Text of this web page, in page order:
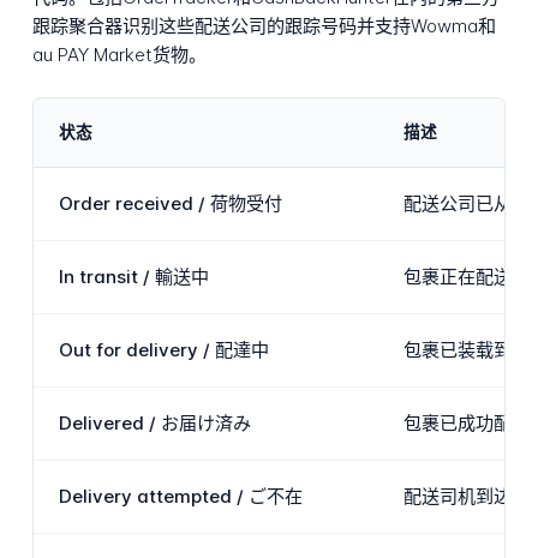
跟踪聚合器识别这些配送公司的跟踪号码并支持Wowma和
au PAY Market货物。
状态 描述
Order received / 荷物受付 配送公司已从商
In transit / 輸送中 包裹正在配送公
Out for delivery / 配達中 包裹已装载到配
Delivered / お届け済み 包裹已成功配送
Delivery attempted / ご不在 配送司机到达地